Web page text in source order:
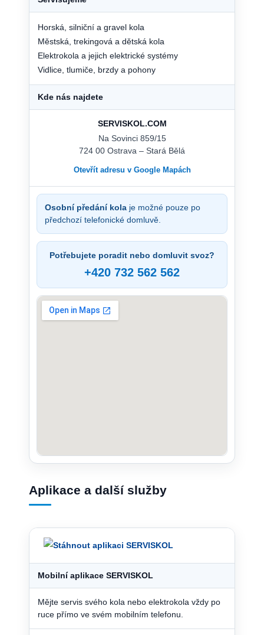
Horská, silniční a gravel kola
Městská, trekingová a dětská kola
Elektrokola a jejich elektrické systémy
Vidlice, tlumiče, brzdy a pohony
Kde nás najdete
SERVISKOL.COM
Na Sovinci 859/15
724 00 Ostrava – Stará Bělá
Otevřít adresu v Google Mapách
Osobní předání kola je možné pouze po
předchozí telefonické domluvě.
Potřebujete poradit nebo domluvit svoz?
+420 732 562 562
Aplikace a další služby
Mobilní aplikace SERVISKOL
Mějte servis svého kola nebo elektrokola vždy po
ruce přímo ve svém mobilním telefonu.